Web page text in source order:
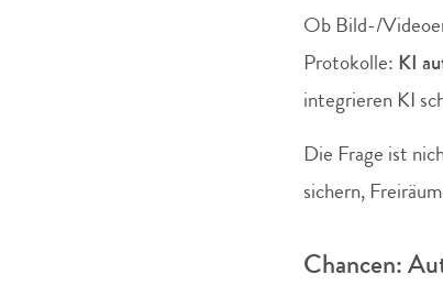
Ob Bild-/
Protokolle: KI
integrieren KI
Die Frage ist
sichern,
Chancen: